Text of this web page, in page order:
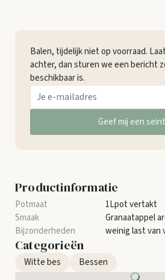
Balen, tijdelijk niet op voorraad.
achter, dan sturen we een bericht
beschikbaar is.
Geef mij een
Productinformatie
1Lpot vertakt
Granaatappel
weinig last van
Categorieën
Witte bes
Bessen